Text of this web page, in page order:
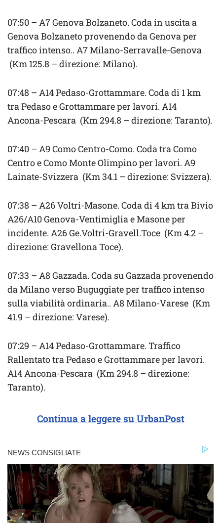
07:50 – A7 Genova Bolzaneto. Coda in uscita a
Genova Bolzaneto provenendo da Genova per
traffico intenso.. A7 Milano-Serravalle-Genova
(Km 125.8 – direzione: Milano).
07:48 – A14 Pedaso-Grottammare. Coda di 1 km
tra Pedaso e Grottammare per lavori. A14
Ancona-Pescara (Km 294.8 – direzione: Taranto).
07:40 – A9 Como Centro-Como. Coda tra Como
Centro e Como Monte Olimpino per lavori. A9
Lainate-Svizzera (Km 34.1 – direzione: Svizzera).
07:38 – A26 Voltri-Masone. Coda di 4 km tra Bivio
A26/A10 Genova-Ventimiglia e Masone per
incidente. A26 Ge.Voltri-Gravell.Toce (Km 4.2 –
direzione: Gravellona Toce).
07:33 – A8 Gazzada. Coda su Gazzada provenendo
da Milano verso Buguggiate per traffico intenso
sulla viabilità ordinaria.. A8 Milano-Varese (Km
41.9 – direzione: Varese).
07:29 – A14 Pedaso-Grottammare. Traffico
Rallentato tra Pedaso e Grottammare per lavori.
A14 Ancona-Pescara (Km 294.8 – direzione:
Taranto).
Continua a leggere su UrbanPost